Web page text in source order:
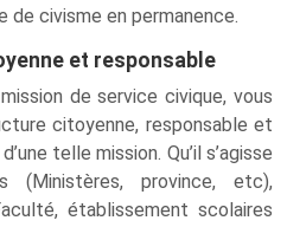
civisme en permanence.
et responsable
de service civique, vous
citoyenne, responsable et
telle mission. Qu’il s’agisse
(Ministères, province, etc),
établissement scolaires